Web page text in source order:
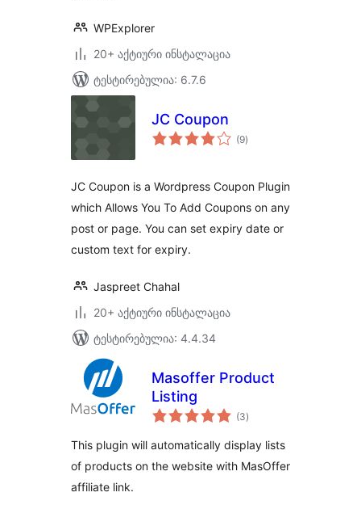
WPExplorer
20+ აქტიური ინსტალაცია
ტესტირებულია: 6.7.6
JC Coupon
(9საერთო
რეიტინგი
)
JC Coupon is a Wordpress Coupon Plugin
which Allows You To Add Coupons on any
post or page. You can set expiry date or
custom text for expiry.
Jaspreet Chahal
20+ აქტიური ინსტალაცია
ტესტირებულია: 4.4.34
Masoffer Product
Listing
(3საერთო
რეიტინგი
)
This plugin will automatically display lists
of products on the website with MasOffer
affiliate link.